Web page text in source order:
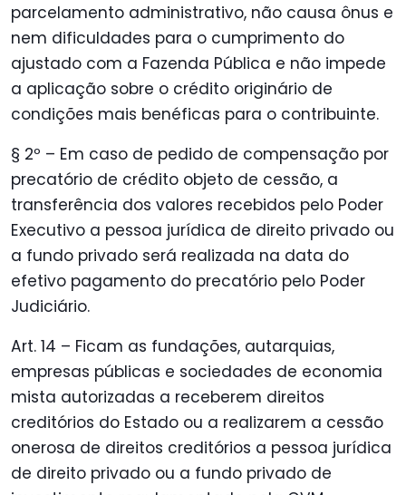
parcelamento administrativo, não causa ônus e
nem dificuldades para o cumprimento do
ajustado com a Fazenda Pública e não impede
a aplicação sobre o crédito originário de
condições mais benéficas para o contribuinte.
§ 2º – Em caso de pedido de compensação por
precatório de crédito objeto de cessão, a
transferência dos valores recebidos pelo Poder
Executivo a pessoa jurídica de direito privado ou
a fundo privado será realizada na data do
efetivo pagamento do precatório pelo Poder
Judiciário.
Art. 14 – Ficam as fundações, autarquias,
empresas públicas e sociedades de economia
mista autorizadas a receberem direitos
creditórios do Estado ou a realizarem a cessão
onerosa de direitos creditórios a pessoa jurídica
de direito privado ou a fundo privado de